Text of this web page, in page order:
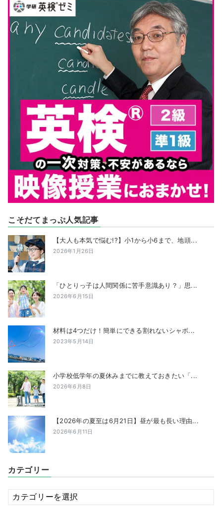
こそだてまっぷ人気記事
【大人も本気で悩む!?】小1から小6まで、地頭...
2026年1月26日
「ひとりっ子は人間関係に苦手意識あり？」思...
2026年6月15日
材料は4つだけ！簡単にできる割れないシャボ...
2023年5月14日
小学校低学年の夏休みまでに教えておきたい「...
2026年6月8日
【2026年の夏至は6月21日】昼が最も長い理由...
2026年6月11日
カテゴリー
カ
テ